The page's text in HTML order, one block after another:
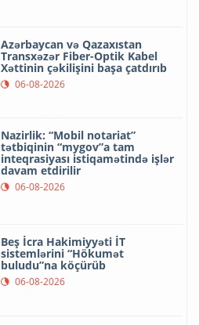
Azərbaycan və Qazaxıstan
Transxəzər Fiber-Optik Kabel
Xəttinin çəkilişini başa çatdırıb
06-08-2026
Nazirlik: “Mobil notariat”
tətbiqinin “mygov”a tam
inteqrasiyası istiqamətində işlər
davam etdirilir
06-08-2026
Beş İcra Hakimiyyəti İT
sistemlərini “Hökumət
buludu”na köçürüb
06-08-2026